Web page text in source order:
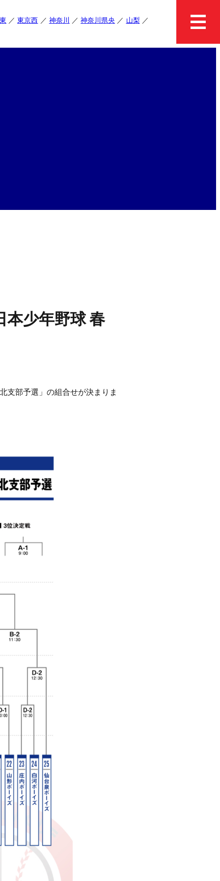
東京西 神奈川 神奈川県央 山梨
本少年野球 春
支部予選」の組合せが決まりま